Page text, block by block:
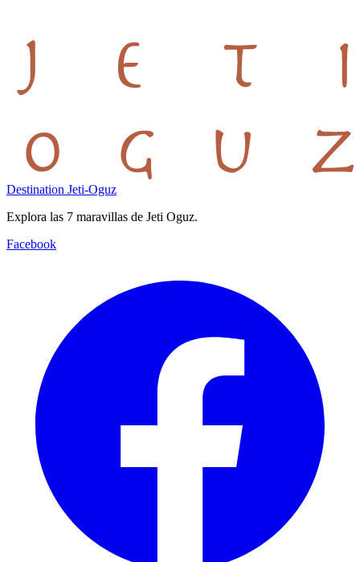
Destination Jeti-Oguz
Explora las 7 maravillas de Jeti Oguz.
Facebook